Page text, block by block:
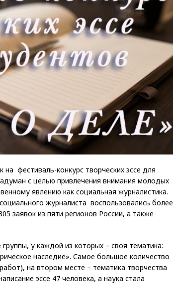
фестиваль-конкурс творческих эссе для
с целью привлечения внимания молодых
явлению как социальная журналистика.
журналиста воспользовались более
заявок из пяти регионов России, а также
у каждой из которых – своя тематика:
наследие». Самое большое количество
на втором месте – тематика творчества
эссе 47 человека, а наука стала